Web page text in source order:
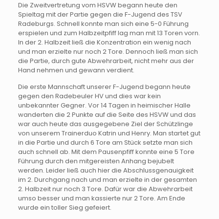
Die Zweitvertretung vom HSVW begann heute den
Spieltag mit der Partie gegen die F-Jugend des TSV
Radeburgs. Schnell konnte man sich eine 5-0 Führung
erspielen und zum Halbzeitpfiff lag man mit 13 Toren vorn.
In der 2. Halbzeit ließ die Konzentration ein wenig nach
und man erzielte nur noch 2 Tore. Dennoch ließ man sich
die Partie, durch gute Abwehrarbeit, nicht mehr aus der
Hand nehmen und gewann verdient.
Die erste Mannschaft unserer F-Jugend begann heute
gegen den Radebeuler HV und dies war kein
unbekannter Gegner. Vor 14 Tagen in heimischer Halle
wanderten die 2 Punkte auf die Seite des HSVW und das
war auch heute das ausgegebene Ziel der Schützlinge
von unserem Trainerduo Katrin und Henry. Man startet gut
in die Partie und durch 6 Tore am Stück setzte man sich
auch schnell ab. Mit dem Pausenpfiff konnte eine 5 Tore
Führung durch den mitgereisten Anhang bejubelt
werden. Leider ließ auch hier die Abschlussgenauigkeit
im 2. Durchgang nach und man erzielte in der gesamten
2. Halbzeit nur noch 3 Tore. Dafür war die Abwehrarbeit
umso besser und man kassierte nur 2 Tore. Am Ende
wurde ein toller Sieg gefeiert.